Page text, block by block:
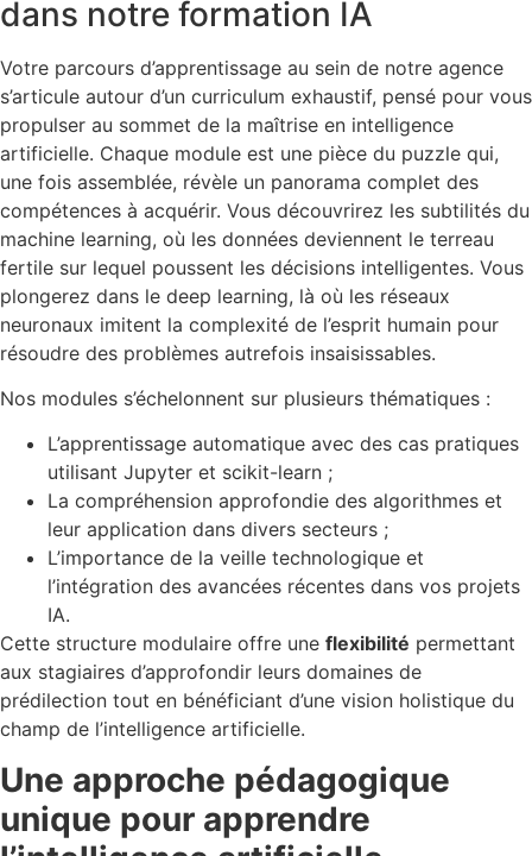
dans notre formation IA
Votre parcours d’apprentissage au sein de notre agence
s’articule autour d’un curriculum exhaustif, pensé pour vous
propulser au sommet de la maîtrise en intelligence
artificielle. Chaque module est une pièce du puzzle qui,
une fois assemblée, révèle un panorama complet des
compétences à acquérir. Vous découvrirez les subtilités du
machine learning, où les données deviennent le terreau
fertile sur lequel poussent les décisions intelligentes. Vous
plongerez dans le deep learning, là où les réseaux
neuronaux imitent la complexité de l’esprit humain pour
résoudre des problèmes autrefois insaisissables.
Nos modules s’échelonnent sur plusieurs thématiques :
L’apprentissage automatique avec des cas pratiques
utilisant Jupyter et scikit-learn ;
La compréhension approfondie des algorithmes et
leur application dans divers secteurs ;
L’importance de la veille technologique et
l’intégration des avancées récentes dans vos projets
IA.
Cette structure modulaire offre une flexibilité permettant
aux stagiaires d’approfondir leurs domaines de
prédilection tout en bénéficiant d’une vision holistique du
champ de l’intelligence artificielle.
Une approche pédagogique
unique pour apprendre